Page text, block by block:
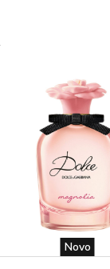
Novo